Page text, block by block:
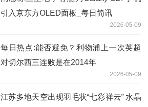
引入京东方OLED面板_每日简讯
2026-05-09
每日热点:能否避免？利物浦上一次英超
对切尔西三连败是在2014年
2026-05-09
江苏多地天空出现羽毛状“七彩祥云” 水晶